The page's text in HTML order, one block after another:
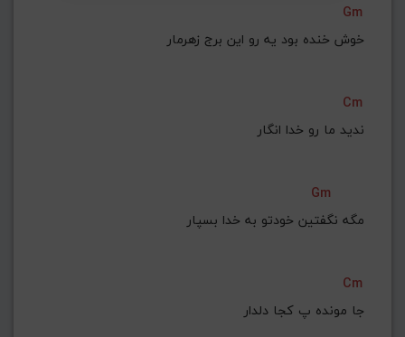
Gm
خوش خنده بود یه رو این برج زهرمار
Cm
ندید ما رو خدا انگار
Gm
مگه نگفتین خودتو به خدا بسپار
Cm
جا مونده پ کجا دلدار